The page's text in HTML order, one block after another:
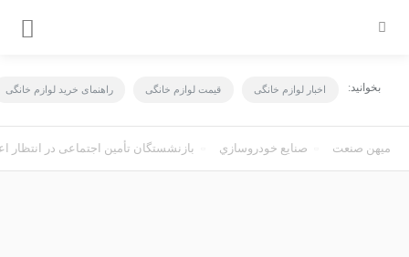
بخوانید: اخبار لوازم خانگی قیمت لوازم خانگی راهنمای خرید لوازم خانگی
میهن صنعت صنايع خودروسازي بازنشستگان تأمین اجتماعی در